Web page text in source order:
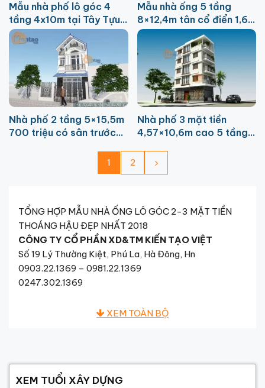
Mẫu nhà phố lô góc 4
tầng 4x10m tại Tây Tựu,
Hà Nội
Mẫu nhà ống 5 tầng
8×12,4m tân cổ điển 1,6
tỷ tại Mễ Trì Hạ
Nhà phố 2 tầng 5×15,5m
700 triệu có sân trước
Nhà phố 3 mặt tiền
4,57×10,6m cao 5 tầng
1 2
TỔNG HỢP MẪU NHÀ ỐNG LÔ GÓC 2-3 MẶT TIỀN
THOÁNG HẬU ĐẸP NHẤT 2018
CÔNG TY CỔ PHẦN XD&TM KIẾN TẠO VIỆT
Số 19 Lý Thường Kiệt, Phú La, Hà Đông, Hn
0903.22.1369 – 0981.22.1369
0247.302.1369
XEM TUỔI XÂY DỰNG